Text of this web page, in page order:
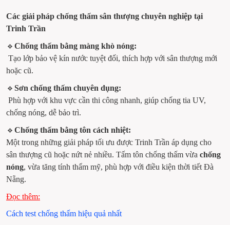
Các giải pháp chống thấm sân thượng chuyên nghiệp tại
Trinh Trần
🔹 Chống thấm bằng màng khò nóng:
hoặc cũ.
🔹 Sơn chống thấm chuyên dụng:
chống nóng, dễ bảo trì.
🔹 Chống thấm bằng tôn cách nhiệt:
Một trong những giải pháp tối ưu được Trinh Trần áp dụng cho
sân thượng cũ hoặc nứt nẻ nhiều. Tấm tôn chống thấm vừa chống
nóng, vừa tăng tính thẩm mỹ, phù hợp với điều kiện thời tiết Đà
Nẵng.
Đọc thêm:
Cách test chống thấm hiệu quả nhất